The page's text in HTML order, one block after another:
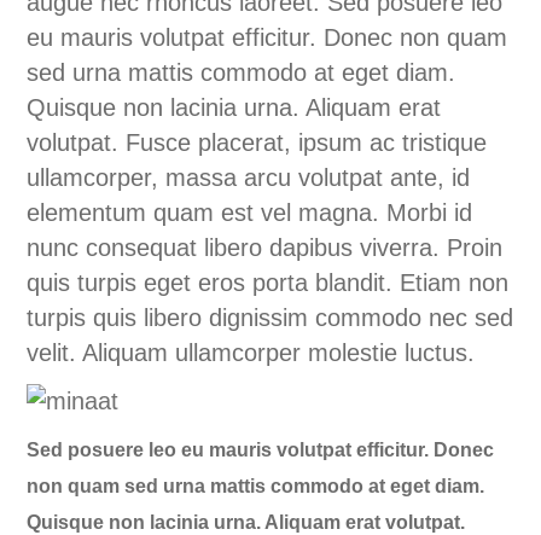
eu mauris volutpat efficitur. Donec non quam
sed urna mattis commodo at eget diam.
Quisque non lacinia urna. Aliquam erat
volutpat. Fusce placerat, ipsum ac tristique
ullamcorper, massa arcu volutpat ante, id
elementum quam est vel magna. Morbi id
nunc consequat libero dapibus viverra. Proin
quis turpis eget eros porta blandit. Etiam non
turpis quis libero dignissim commodo nec sed
velit. Aliquam ullamcorper molestie luctus.
Sed posuere leo eu mauris volutpat efficitur. Donec
non quam sed urna mattis commodo at eget diam.
Quisque non lacinia urna. Aliquam erat volutpat.